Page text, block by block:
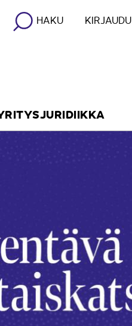
HAKU KIRJAUDU